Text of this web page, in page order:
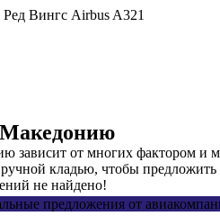
Ред Вингс Airbus A321
зависит от многих фактором и
ручной кладью, чтобы
не найдено!
предложения от